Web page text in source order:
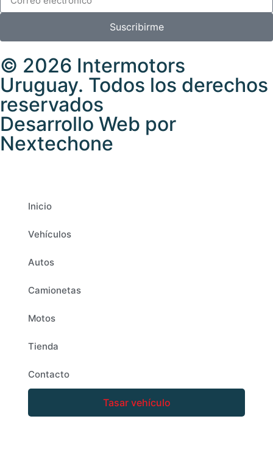
Suscribirme
© 2026 Intermotors
Uruguay. Todos los derechos
reservados
Desarrollo Web por
Nextechone
Inicio
Vehículos
Autos
Camionetas
Motos
Tienda
Contacto
Tasar vehículo